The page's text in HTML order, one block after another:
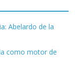
Abelardo de la
como motor de